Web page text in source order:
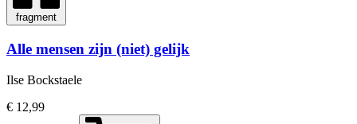
fragment
Alle mensen zijn (niet) gelijk
Ilse Bockstaele
€ 12,99